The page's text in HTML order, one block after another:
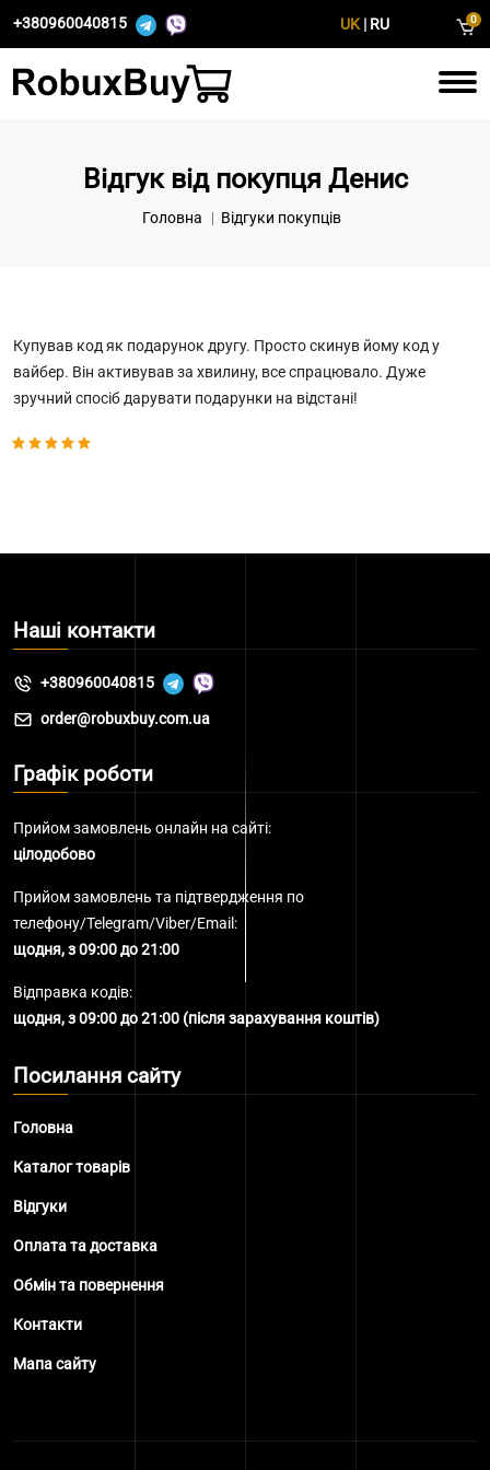
+380960040815 UK| RU 0
Відгук від покупця Денис
Головна Відгуки покупців
Купував код як подарунок другу. Просто скинув йому код у
вайбер. Він активував за хвилину, все спрацювало. Дуже
зручний спосіб дарувати подарунки на відстані!
Наші контакти
+380960040815
order@robuxbuy.com.ua
Графік роботи
Прийом замовлень онлайн на сайті:
цілодобово
Прийом замовлень та підтвердження по
телефону/Telegram/Viber/Email:
щодня, з 09:00 до 21:00
Відправка кодів:
щодня, з 09:00 до 21:00 (після зарахування коштів)
Посилання сайту
Головна
Каталог товарів
Відгуки
Оплата та доставка
Обмін та повернення
Контакти
Мапа сайту